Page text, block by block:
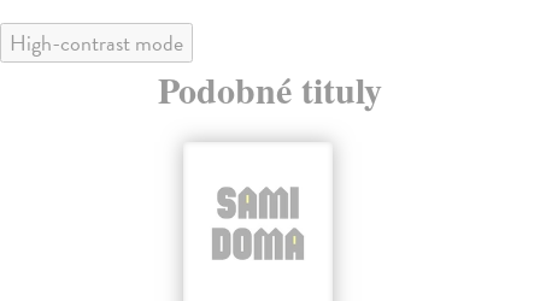
High-contrast mode
Podobné tituly